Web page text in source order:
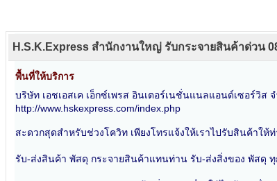
H.S.K.Express สำนักงานใหญ่ รับกระจายสินค้าด่วน
พื้นที่ให้บริการ
บริษัท เอชเอสเค เอ็กซ์เพรส อินเตอร์เนชั่นแนลแอนด์เซอร์วิส
http://www.hskexpress.com/index.php
สะดวกสุดสำหรับช่วงโควิท เพียงโทรแจ้งให้เราไปรับสินค้าใ
รับ-ส่งสินค้า พัสดุ กระจายสินค้าแทนท่าน รับ-ส่งสิ่งของ พัสดุ ทุ